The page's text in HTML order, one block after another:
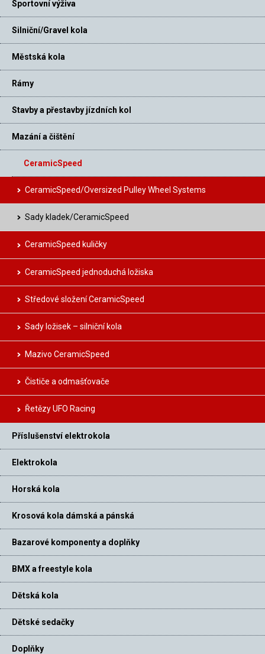
Sportovní výživa
Silniční/Gravel kola
Městská kola
Rámy
Stavby a přestavby jízdních kol
Mazání a čištění
CeramicSpeed
CeramicSpeed/Oversized Pulley Wheel Systems
Sady kladek/CeramicSpeed
CeramicSpeed kuličky
CeramicSpeed jednoduchá ložiska
Středové složení CeramicSpeed
Sady ložisek – silniční kola
Mazivo CeramicSpeed
Čističe a odmašťovače
Řetězy UFO Racing
Příslušenství elektrokola
Elektrokola
Horská kola
Krosová kola dámská a pánská
Bazarové komponenty a doplňky
BMX a freestyle kola
Dětská kola
Dětské sedačky
Doplňky